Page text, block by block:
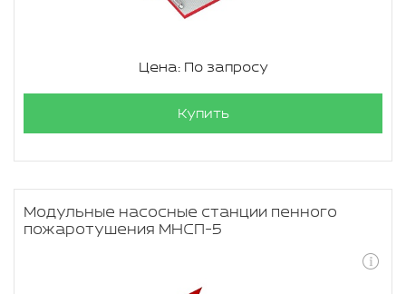
Цена: По запросу
Купить
Модульные насосные станции пенного
пожаротушения МНСП-5